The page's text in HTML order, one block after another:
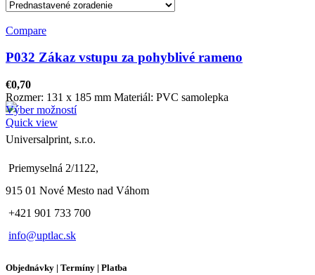
Compare
P032 Zákaz vstupu za pohyblivé rameno
€0,70
Rozmer: 131 x 185 mm Materiál: PVC samolepka
Výber možností
Quick view
Universalprint, s.r.o.
Priemyselná 2/1122,
915 01 Nové Mesto nad Váhom
+421 901 733 700
info@uptlac.sk
Objednávky | Termíny | Platba